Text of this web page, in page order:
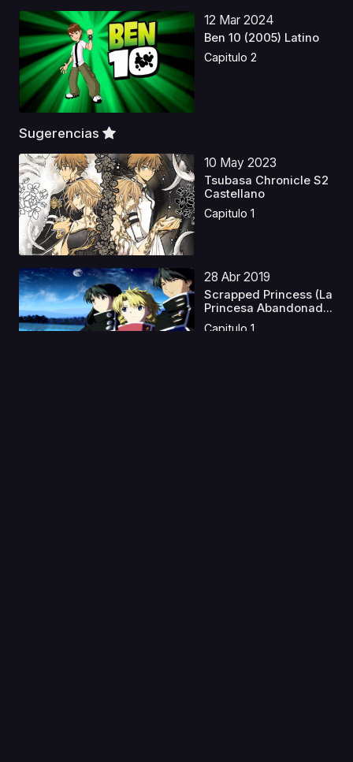
12 Mar 2024
Ben 10 (2005) Latino
Capitulo 2
Sugerencias
10 May 2023
Tsubasa Chronicle S2
Castellano
Capitulo 1
28 Abr 2019
Scrapped Princess (La
Princesa Abandonad...
Capitulo 1